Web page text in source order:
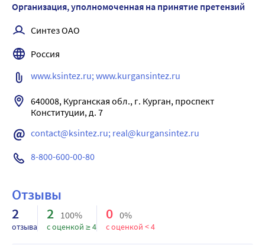
тошнота, рвота. В таком случае показано промывание
симптоматическое лечение. Следует срочно обратиться к
врачу.
Организация, уполномоченная на принятие претензий
Синтез ОАО
Россия
www.ksintez.ru; www.kurgansintez.ru
640008, Курганская обл., г. Курган, проспект
Конституции, д. 7
contact@ksintez.ru; real@kurgansintez.ru
8-800-600-00-80
Отзывы
2
отзыва
2 100%
с оценкой ≥ 4
0 0%
с оценкой < 4